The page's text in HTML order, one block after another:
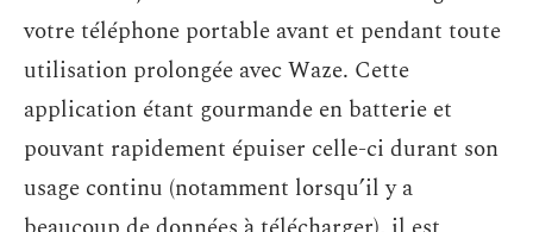
votre téléphone portable avant et pendant toute
utilisation prolongée avec Waze. Cette
application étant gourmande en batterie et
pouvant rapidement épuiser celle-ci durant son
usage continu (notamment lorsqu’il y a